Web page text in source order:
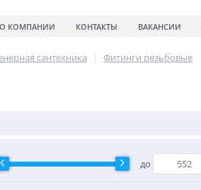
О КОМПАНИИ КОНТАКТЫ ВАКАНСИИ
сантехника | Фитинги резьбовые
до